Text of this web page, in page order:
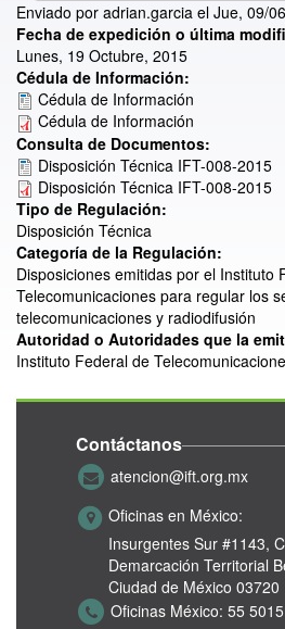
Enviado por adrian.garcia el Jue, 09/
Fecha de expedición o última
Lunes, 19 Octubre, 2015
Cédula de Información:
Cédula de Información
Cédula de Información
Consulta de Documentos:
Disposición Técnica IFT-008-2015
Disposición Técnica IFT-008-2015
Tipo de Regulación:
Disposición Técnica
Categoría de la Regulación:
Disposiciones emitidas por el Instituto
Telecomunicaciones para regular los
telecomunicaciones y radiodifusión
Autoridad o Autoridades que la
Instituto Federal de
Contáctanos
atencion@ift.org.mx
Oficinas en México:
Insurgentes Sur #1143,
Demarcación Territorial
Ciudad de México 03720
Oficinas México: 55